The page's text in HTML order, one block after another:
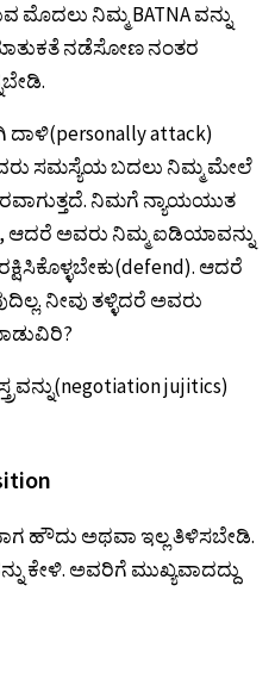
ಮೊದಲು ನಿಮ್ಮ BATNA ವನ್ನು
ನಡೆಸೋಣ ನಂತರ
ದಾಳಿ(personally attack)
ಸಮಸ್ಯೆಯ ಬದಲು ನಿಮ್ಮ ಮೇಲೆ
ನಿಮಗೆ ನ್ಯಾಯಯುತ
ಆದರೆ ಅವರು ನಿಮ್ಮ ಐಡಿಯಾವನ್ನು
ಆದರೆ
ನೀವು ತಳ್ಳಿದರೆ ಅವರು
jujitics)
ಹೌದು ಅಥವಾ ಇಲ್ಲ ತಿಳಿಸಬೇಡಿ.
ಕೇಳಿ. ಅವರಿಗೆ ಮುಖ್ಯವಾದದ್ದು